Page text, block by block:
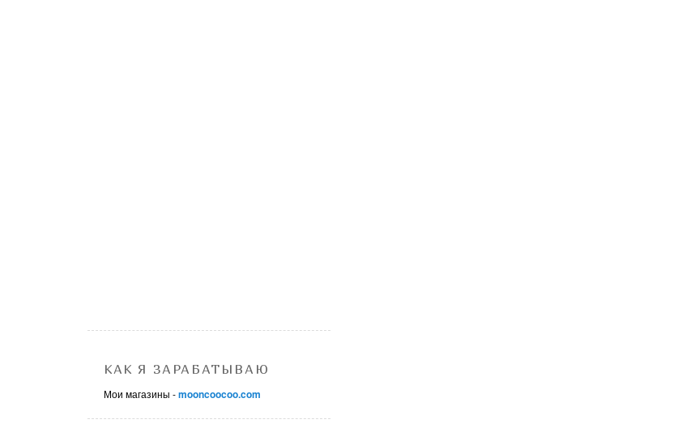
КАК Я ЗАРАБАТЫВАЮ
Мои магазины -mooncoocoo.com